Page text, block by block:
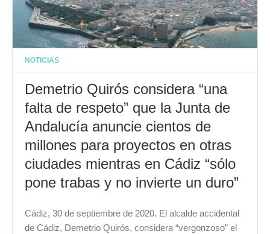
NOTICIAS
Demetrio Quirós considera “una
falta de respeto” que la Junta de
Andalucía anuncie cientos de
millones para proyectos en otras
ciudades mientras en Cádiz “sólo
pone trabas y no invierte un duro”
Cádiz, 30 de septiembre de 2020. El alcalde accidental
de Cádiz, Demetrio Quirós, considera “vergonzoso” el